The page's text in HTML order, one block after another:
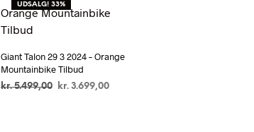
UDSALG! 33%
Giant Talon 29 3 2024 – Orange
Mountainbike Tilbud
kr.5.499,00
Den
kr.3.699,00Den